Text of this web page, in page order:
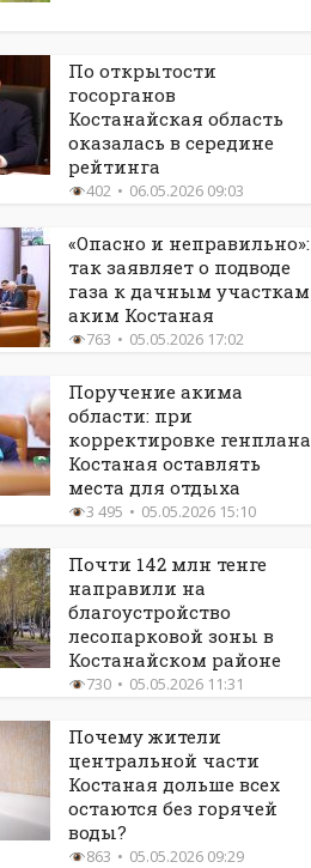
По открытости
госорганов
Костанайская область
оказалась в середине
рейтинга
402 06.05.2026 09:03
«Опасно и неправильно»:
так заявляет о подводе
газа к дачным участкам
аким Костаная
763 05.05.2026 17:02
Поручение акима
области: при
корректировке генплана
Костаная оставлять
места для отдыха
3 495 05.05.2026 15:10
Почти 142 млн тенге
направили на
благоустройство
лесопарковой зоны в
Костанайском районе
730 05.05.2026 11:31
Почему жители
центральной части
Костаная дольше всех
остаются без горячей
воды?
863 05.05.2026 09:29